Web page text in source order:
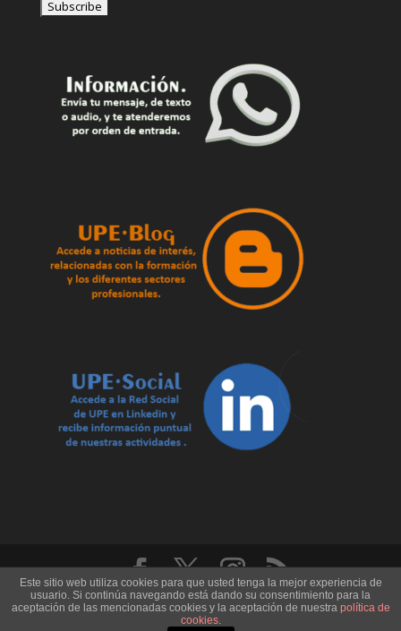
U.P.E. Universidad de los Pueblos de Europa - Record
Code: CD.1505 - CIF. B29651064
Este sitio web utiliza cookies para que usted tenga la mejor experiencia de
usuario. Si continúa navegando está dando su consentimiento para la
aceptación de las mencionadas cookies y la aceptación de nuestra política de
cookies.